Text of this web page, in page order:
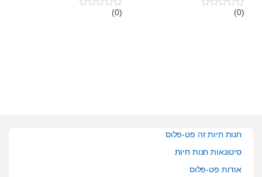
0(0)
0(0)
חנות חיות זה פט-פלוס
סיטונאות חנות חיות
אודות פט-פלוס